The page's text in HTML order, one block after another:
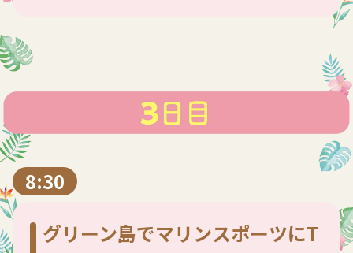
8:30
グリーン島でマリンスポーツにT